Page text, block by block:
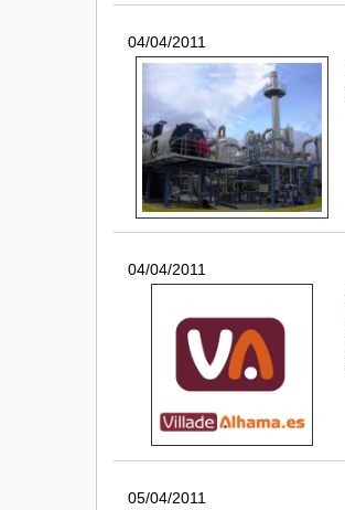
04/04/2011
04/04/2011
05/04/2011